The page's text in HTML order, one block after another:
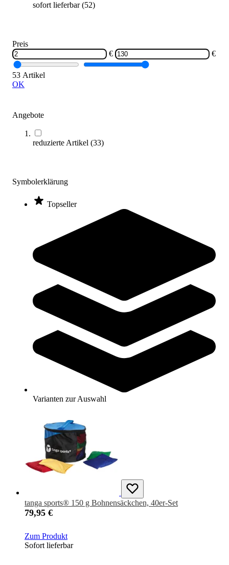
sofort lieferbar(52)
Preis
€
€
53 Artikel
OK
Angebote
reduzierte Artikel (33)
Symbolerklärung
Topseller
Varianten zur Auswahl
tanga sports® High Bounce Soft-PU-Fußball
Zum Produkt
tanga sports® Pyramiden-Bohnensäckchen, 6er-Set
Zum Produkt
Sofort lieferbar
tanga sports® 300 g Bohnensäckchen, 20er-Set
59,95 €
Sofort lieferbar
tanga sports® 150 g Bohnensäckchen, 40er-Set
79,95 €
Zum Produkt
Sofort lieferbar